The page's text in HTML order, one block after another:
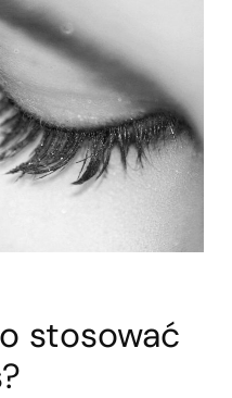
stosować